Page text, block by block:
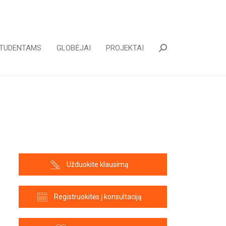
GLOBĖJAI PROJEKTAI Paieška:
Užduokite klausimą
Registruokitės į konsultaciją